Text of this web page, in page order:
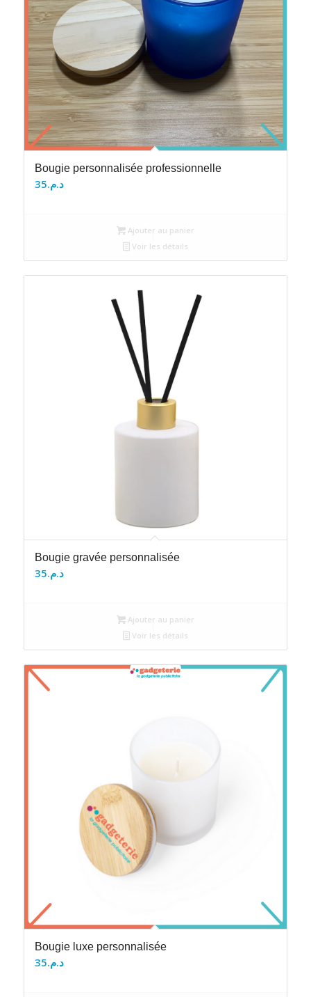
Bougie personnalisée professionnelle
د.م.35
Ajouter au panier
Voir les détails
Bougie gravée personnalisée
د.م.35
Ajouter au panier
Voir les détails
Bougie luxe personnalisée
د.م.35